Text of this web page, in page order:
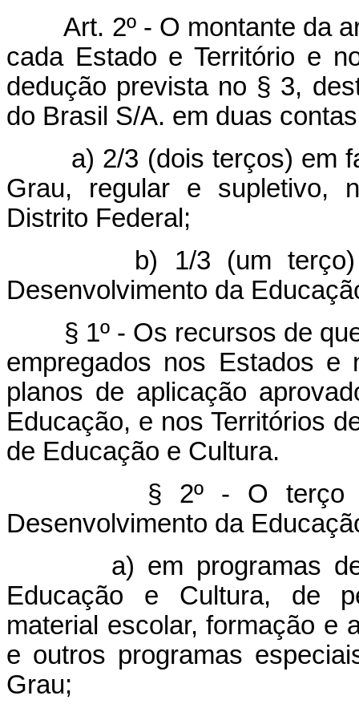
Art. 2º - O montante da
cada Estado e Território e
dedução prevista no § 3,
do Brasil S/A. em duas
a) 2/3 (dois terços) em
Grau, regular e supletivo,
Distrito Federal;
b) 1/3 (um terço) em
Desenvolvimento da
§ 1º - Os recursos de que
empregados nos Estados e
planos de aplicação
Educação, e nos Territórios
de Educação e Cultura.
§ 2º - O terço
Desenvolvimento da
a) em programas de
Educação e Cultura, de
material escolar, formação e
e outros programas
Grau;